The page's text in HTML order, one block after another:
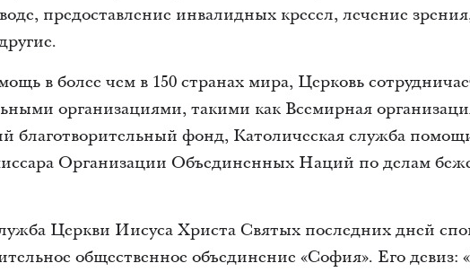
предоставление инвалидных кресел, лечение
в более чем в 150 странах мира, Церковь
организациями, такими как Всемирная
благотворительный фонд, Католическая служба
Организации Объединенных Наций по делам
Церкви Иисуса Христа Святых последних дней
общественное объединение «София». Его девиз: